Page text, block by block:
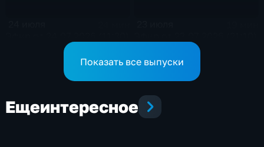
Показать все выпуски
Ещеинтересное